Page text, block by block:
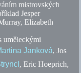
mistrovských
Jesper
Elizabeth
uměleckými
Janková, Jos
, Eric Hoeprich,